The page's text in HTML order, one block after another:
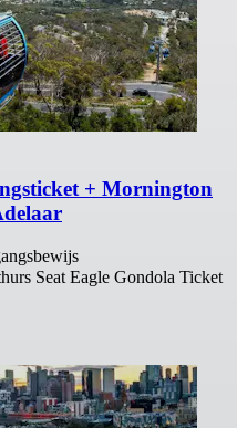
+ Mornington
Seat Eagle Gondola Ticket